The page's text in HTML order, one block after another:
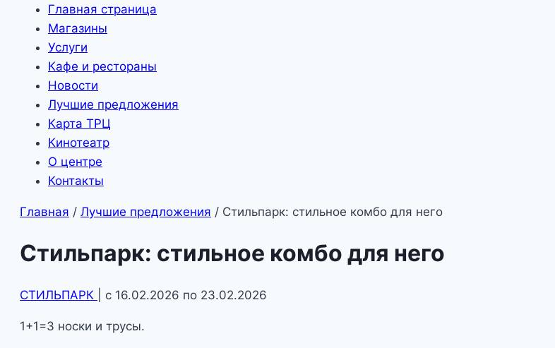
Главная страница
Магазины
Услуги
Кафе и рестораны
Новости
Лучшие предложения
Карта ТРЦ
Кинотеатр
О центре
Контакты
Главная / Лучшие предложения / Стильпарк: стильное комбо для него
Стильпарк: стильное комбо для него
СТИЛЬПАРК | с 16.02.2026 по 23.02.2026
1+1=3 носки и трусы.